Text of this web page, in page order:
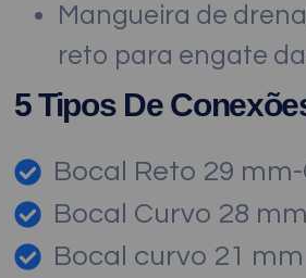
Mangueira de
reto para engate
5 Tipos De
Bocal Reto 29
Bocal Curvo 28
Bocal curvo 21